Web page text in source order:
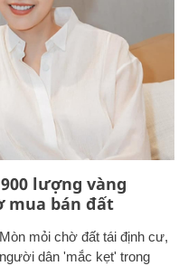
lượng vàng
mua bán đất
Mòn mỏi chờ đất tái định cư,
người dân 'mắc kẹt' trong